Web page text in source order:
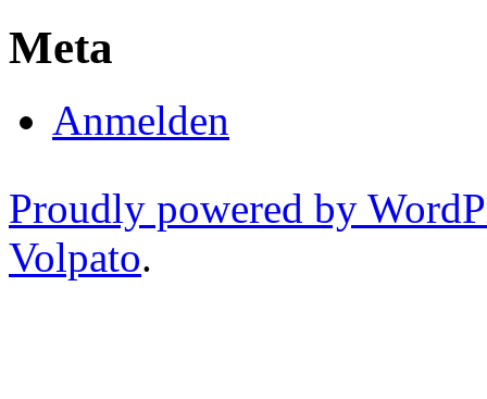
Meta
Anmelden
Proudly powered by
Volpato.